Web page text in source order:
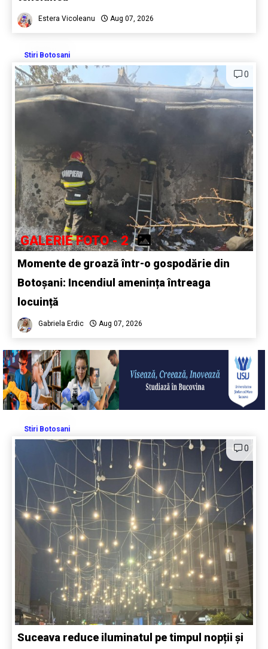
Estera Vicoleanu Aug 07, 2026
Stiri Botosani
0
GALERIE FOTO - 2
Momente de groază într-o gospodărie din
Botoșani: Incendiul amenința întreaga
locuință
Gabriela Erdic Aug 07, 2026
Stiri Botosani
0
Suceava reduce iluminatul pe timpul nopții și